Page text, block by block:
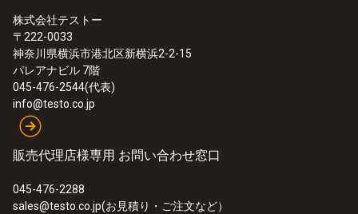
株式会社テストー
〒222-0033
神奈川県横浜市港北区新横浜2-2-15
パレアナビル 7階
045-476-2544(代表)
info@testo.co.jp
販売代理店様専用 お問い合わせ窓口
045-476-2288
sales@testo.co.jp(お見積り・ご注文など）